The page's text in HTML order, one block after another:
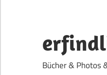
springen
Bücher & Photos